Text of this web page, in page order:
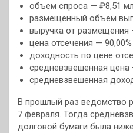
объем спроса — ₽8,51
размещенный объем
выручка от размещения
цена отсечения —
доходность по цене
средневзвешенная цена
средневзвешенная
В прошлый раз ведомство
7 февраля. Тогда
долговой бумаги была